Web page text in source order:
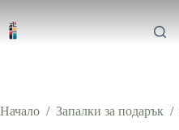
content
Начало / Запалки за подарък /